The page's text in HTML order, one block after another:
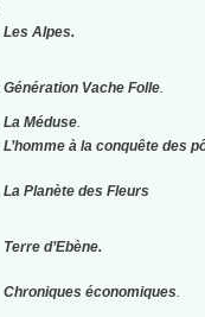
Les Alpes.
Génération Vache Folle.
La Méduse.
L’homme à la conquête des
La Planète des Fleurs
Terre d’Ebène.
Chroniques économiques.